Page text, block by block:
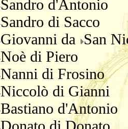
Sandro d'Antonio
Sandro di Sacco
Giovanni da San
Noè di Piero
Nanni di Frosino
Niccolò di Gianni
Bastiano d'Antonio